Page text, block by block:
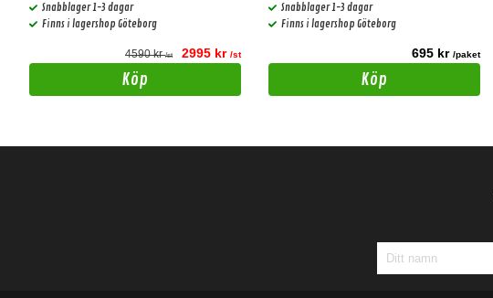
Snabblager 1-3 dagar
Finns i lagershop Göteborg
4590 kr/st 2995 kr /st
Köp
Snabblager 1-3 dagar
Finns i lagershop Göteborg
695 kr /paket
Köp